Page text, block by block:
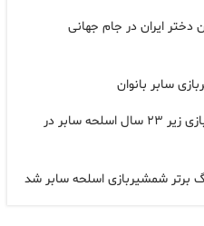
دختر ایران در جام جهانی
سابر بانوان
اردوی انتخابی تیم ملی شمشیر بازی زیر ۲۳ سال اسلحه سابر در
برتر شمشیربازی اسلحه سابر شد